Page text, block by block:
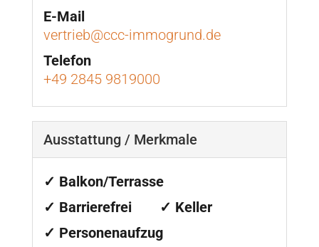
E-Mail
vertrieb@ccc-immogrund.de
Telefon
+49 2845 9819000
Ausstattung / Merkmale
✓ Balkon/Terrasse
✓ Barrierefrei
✓ Keller
✓ Personenaufzug